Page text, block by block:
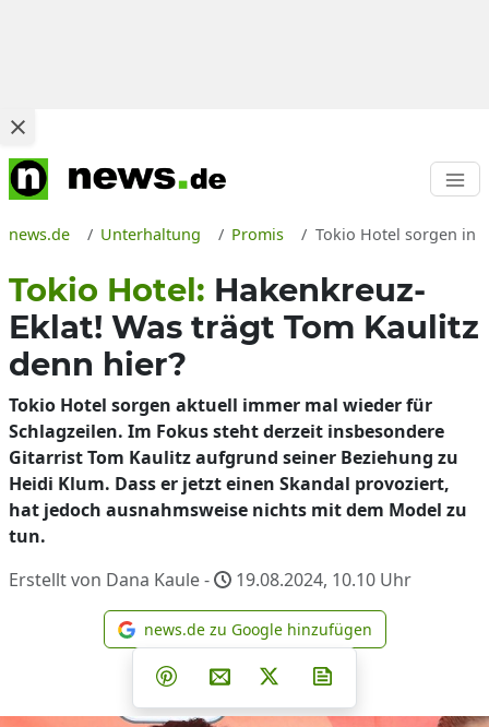
news.de Unterhaltung Promis Tokio Hotel sorgen in
Tokio Hotel: Hakenkreuz-
Eklat! Was trägt Tom Kaulitz
denn hier?
Tokio Hotel sorgen aktuell immer mal wieder für
Schlagzeilen. Im Fokus steht derzeit insbesondere
Gitarrist Tom Kaulitz aufgrund seiner Beziehung zu
Heidi Klum. Dass er jetzt einen Skandal provoziert,
hat jedoch ausnahmsweise nichts mit dem Model zu
tun.
Erstellt von Dana Kaule -
19.08.2024, 10.10 Uhr
news.de zu Google
news.de zu Google hinzufügen
Teilen auf Facebook
Teilen auf Whatsapp
Teilen auf Telegram
Teilen auf Pinterest
Per E-Mail teilen
Post auf X